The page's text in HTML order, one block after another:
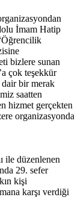
İmam Hatip
bizlere sunan
çok teşekkür
dair bir merak
saatten
hizmet gerçekten
organizasyonda
ile düzenlenen
29. sefer
kişi
karşı verdiği